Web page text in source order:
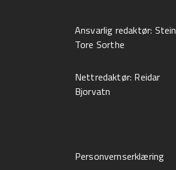
Ansvarlig redaktør: Stein
Tore Sorthe
Nettredaktør: Reidar
Bjorvatn
Personvernserklæring